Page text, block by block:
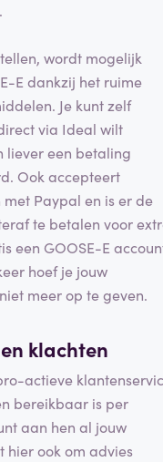
wordt mogelijk
E dankzij het ruime
Je kunt zelf
via Ideal wilt
liever een betaling
Ook accepteert
Paypal en is er de
te betalen voor
een GOOSE-E
hoef je jouw
meer op te geven.
klachten
actieve
bereikbaar is per
aan hen al jouw
hier ook om advies